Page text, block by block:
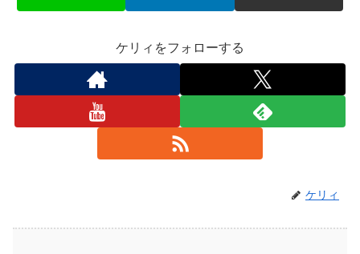
ケリィをフォローする
ケリィ